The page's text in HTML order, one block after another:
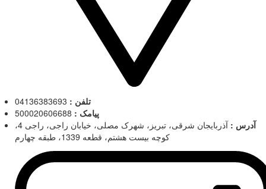
تلفن :
پیامک :
آدرس :
آذربایجان شرقی، تبریز، شهرک مصلی، خیابان راجی، راجی 4،
کوچه بیست هشتم، قطعه 1339، طبقه چهارم